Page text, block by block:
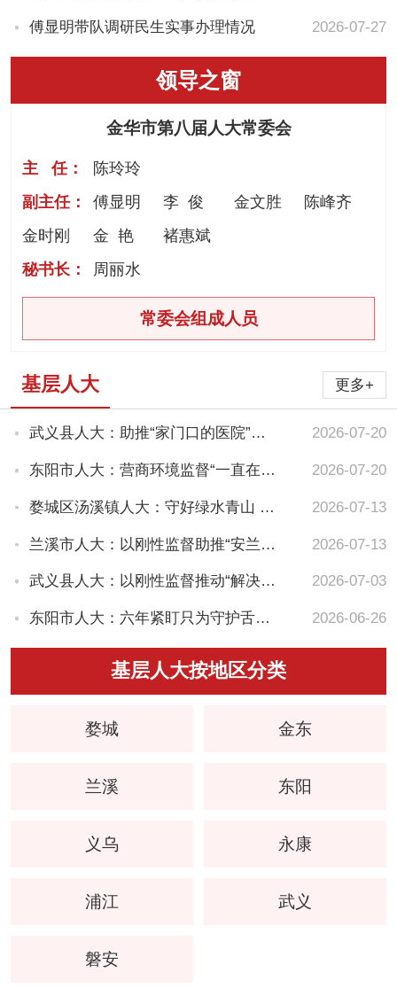
傅显明带队调研民生实事办理情况 2026-07-27
领导之窗
金华市第八届人大常委会
主 任：
陈玲玲
副主任：
傅显明 李 俊 金文胜
陈峰齐
金时刚
金 艳
褚惠斌
秘书长：
周丽水
常委会组成人员
基层人大 更多+
武义县人大：助推“家门口的医院”成为“百姓放心医院” 2026-07-20
东阳市人大：营商环境监督“一直在线” 2026-07-20
婺城区汤溪镇人大：守好绿水青山 赋能文旅融合发展 2026-07-13
兰溪市人大：以刚性监督助推“安兰护苗”行动走深走实 2026-07-13
武义县人大：以刚性监督推动“解决一件事”迈向“办好一类事” 2026-07-03
东阳市人大：六年紧盯只为守护舌尖心安 2026-06-26
基层人大按地区分类
婺城 金东
兰溪 东阳
义乌 永康
浦江 武义
磐安